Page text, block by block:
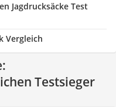
Jagdrucksäcke Test
Vergleich
Testsieger